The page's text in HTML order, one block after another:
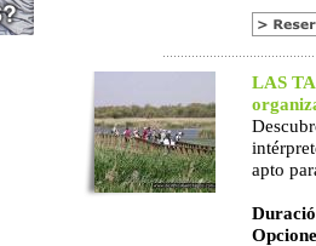
LAS
apto